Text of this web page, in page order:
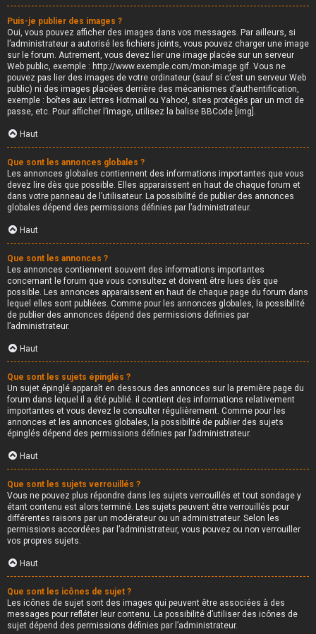
Puis-je publier des images ?
Oui, vous pouvez afficher des images dans vos messages. Par ailleurs, si
l’administrateur a autorisé les fichiers joints, vous pouvez charger une image
sur le forum. Autrement, vous devez lier une image placée sur un serveur
Web public, exemple : http://www.exemple.com/mon-image.gif. Vous ne
pouvez pas lier des images de votre ordinateur (sauf si c’est un serveur Web
public) ni des images placées derrière des mécanismes d’authentification,
exemple : boîtes aux lettres Hotmail ou Yahoo!, sites protégés par un mot de
passe, etc. Pour afficher l’image, utilisez la balise BBCode [img].
Haut
Que sont les annonces globales ?
Les annonces globales contiennent des informations importantes que vous
devez lire dès que possible. Elles apparaissent en haut de chaque forum et
dans votre panneau de l’utilisateur. La possibilité de publier des annonces
globales dépend des permissions définies par l’administrateur.
Haut
Que sont les annonces ?
Les annonces contiennent souvent des informations importantes
concernant le forum que vous consultez et doivent être lues dès que
possible. Les annonces apparaissent en haut de chaque page du forum dans
lequel elles sont publiées. Comme pour les annonces globales, la possibilité
de publier des annonces dépend des permissions définies par
l’administrateur.
Haut
Que sont les sujets épinglés ?
Un sujet épinglé apparaît en dessous des annonces sur la première page du
forum dans lequel il a été publié. il contient des informations relativement
importantes et vous devez le consulter régulièrement. Comme pour les
annonces et les annonces globales, la possibilité de publier des sujets
épinglés dépend des permissions définies par l’administrateur.
Haut
Que sont les sujets verrouillés ?
Vous ne pouvez plus répondre dans les sujets verrouillés et tout sondage y
étant contenu est alors terminé. Les sujets peuvent être verrouillés pour
différentes raisons par un modérateur ou un administrateur. Selon les
permissions accordées par l’administrateur, vous pouvez ou non verrouiller
vos propres sujets.
Haut
Que sont les icônes de sujet ?
Les icônes de sujet sont des images qui peuvent être associées à des
messages pour refléter leur contenu. La possibilité d’utiliser des icônes de
sujet dépend des permissions définies par l’administrateur.